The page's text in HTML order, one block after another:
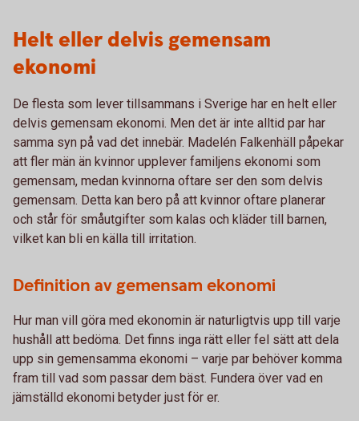
Helt eller delvis gemensam
ekonomi
De flesta som lever tillsammans i Sverige har en helt eller
delvis gemensam ekonomi. Men det är inte alltid par har
samma syn på vad det innebär. Madelén Falkenhäll påpekar
att fler män än kvinnor upplever familjens ekonomi som
gemensam, medan kvinnorna oftare ser den som delvis
gemensam. Detta kan bero på att kvinnor oftare planerar
och står för småutgifter som kalas och kläder till barnen,
vilket kan bli en källa till irritation.
Definition av gemensam ekonomi
Hur man vill göra med ekonomin är naturligtvis upp till varje
hushåll att bedöma. Det finns inga rätt eller fel sätt att dela
upp sin gemensamma ekonomi – varje par behöver komma
fram till vad som passar dem bäst. Fundera över vad en
jämställd ekonomi betyder just för er.